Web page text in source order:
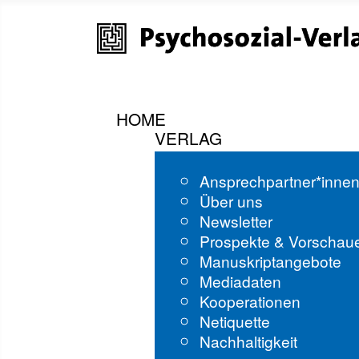
HOME
VERLAG
Über uns
Newsletter
Prospekte &
Manuskriptangebote
Mediadaten
Kooperationen
Netiquette
Nachhaltigkeit